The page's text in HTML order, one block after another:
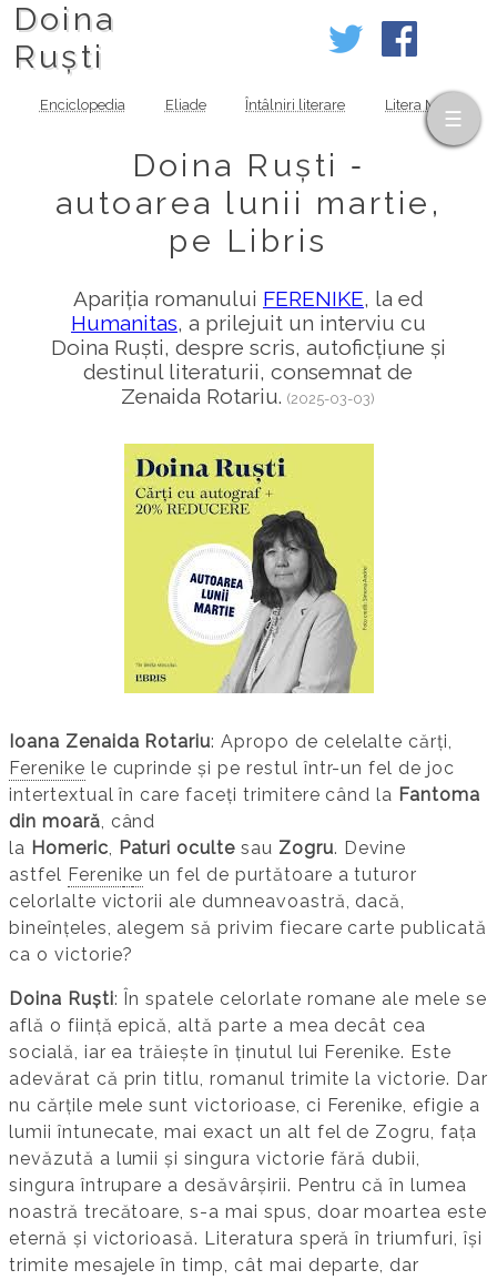
Doina
Ruști
Enciclopedia Eliade Întâlniri literare Litera MOV
Doina Ruști ‑
autoarea lunii martie,
pe Libris
Apariția romanului FERENIKE, la ed
Humanitas, a prilejuit un interviu cu
Doina Ruști, despre scris, autoficțiune și
destinul literaturii, consemnat de
Zenaida Rotariu.(2025-03-03)
Ioana Zenaida Rotariu: Apropo de celelalte cărți,
Ferenike le cuprinde și pe restul într-un fel de joc
intertextual în care faceți trimitere când la Fantoma
din moară, când
la Homeric, Paturi ocultesau Zogru. Devine
astfel Fereni ke un fel de purtătoare a tuturor
celorlalte victorii ale dumneavoastră, dacă,
bineînțeles, alegem să privim fiecare carte publicată
ca o victorie?
Doina Ruști: În spatele celorlate romane ale mele se
află o ființă epică, altă parte a mea decât cea
socială, iar ea trăiește în ținutul lui Ferenike. Este
adevărat că prin titlu, romanul trimite la victorie. Dar
nu cărțile mele sunt victorioase, ci Ferenike, efigie a
lumii întunecate, mai exact un alt fel de Zogru, fața
nevăzută a lumii și singura victorie fără dubii,
singura întrupare a desăvârșirii. Pentru că în lumea
noastră trecătoare, s-a mai spus, doar moartea este
eternă și victorioasă. Literatura speră în triumfuri, își
trimite mesajele în timp, cât mai departe, dar